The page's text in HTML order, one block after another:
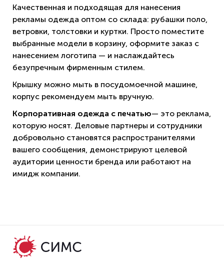
Качественная и подходящая для нанесения
рекламы одежда оптом со склада: рубашки поло,
ветровки, толстовки и куртки. Просто поместите
выбранные модели в корзину, оформите заказ с
нанесением логотипа — и наслаждайтесь
безупречным фирменным стилем.
Крышку можно мыть в посудомоечной машине,
корпус рекомендуем мыть вручную.
Корпоративная одежда с печатью— это реклама,
которую носят. Деловые партнеры и сотрудники
добровольно становятся распространителями
вашего сообщения, демонстрируют целевой
аудитории ценности бренда или работают на
имидж компании.